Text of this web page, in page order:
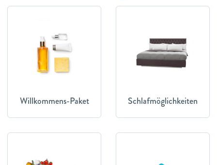
Willkommens-Paket Schlafmöglichkeiten